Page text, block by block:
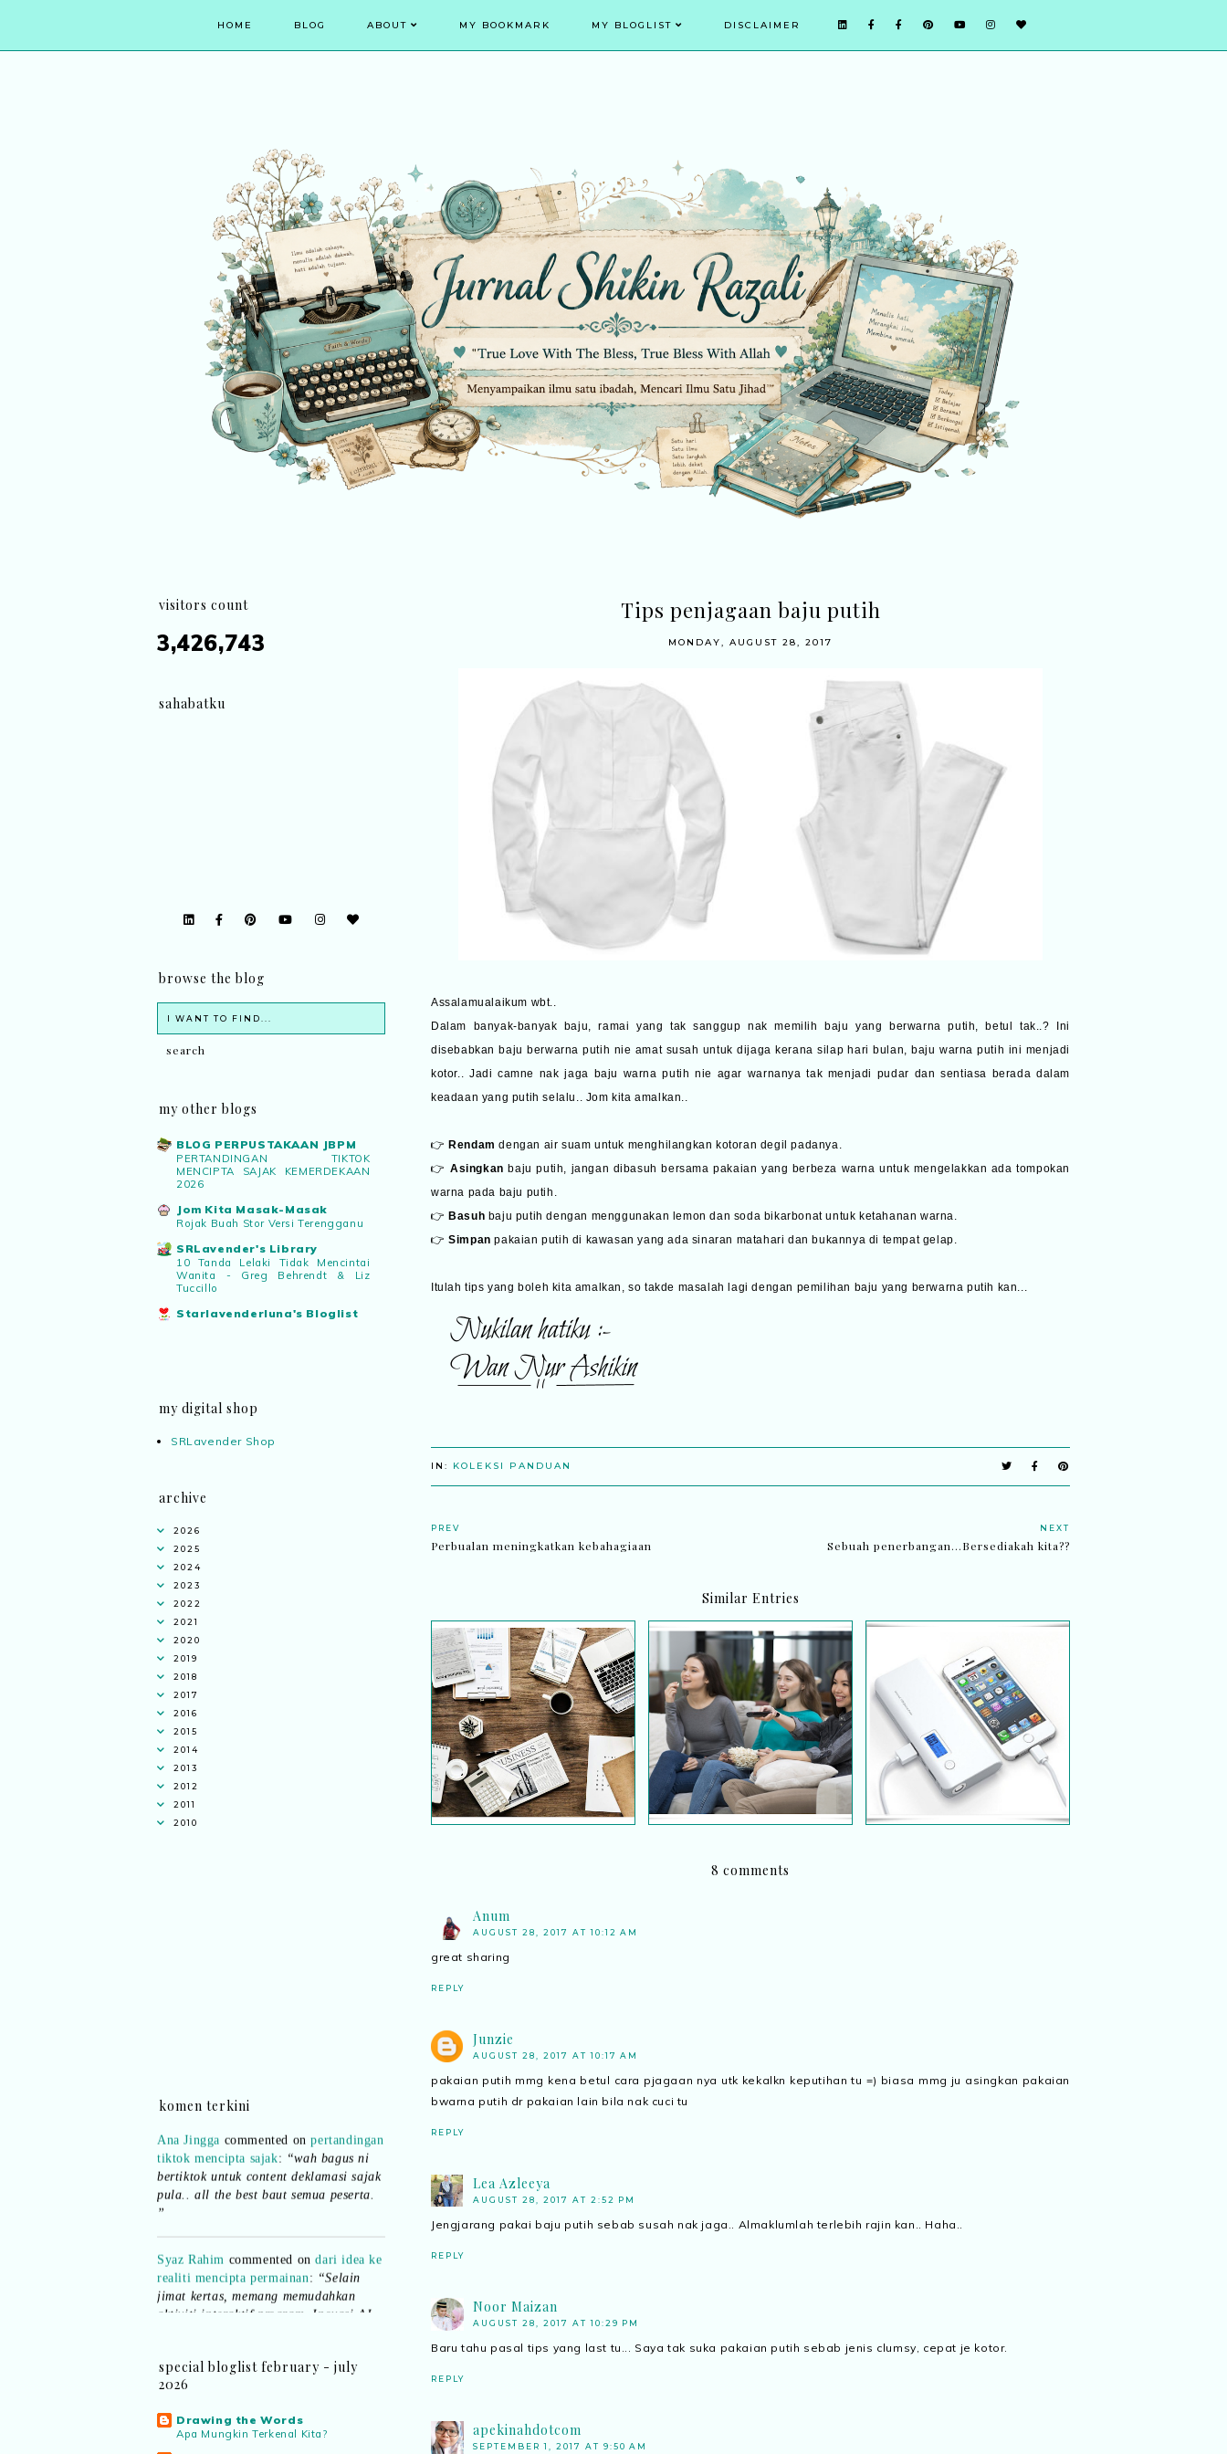
HOME BLOG ABOUT MY BOOKMARK MY BLOGLIST DISCLAIMER
Tips penjagaan baju putih
MONDAY, AUGUST 28, 2017
Assalamualaikum wbt..
Dalam banyak-banyak baju, ramai yang tak sanggup nak memilih baju yang berwarna putih, betul tak..? Ini
disebabkan baju berwarna putih nie amat susah untuk dijaga kerana silap hari bulan, baju warna putih ini menjadi
kotor.. Jadi camne nak jaga baju warna putih nie agar warnanya tak menjadi pudar dan sentiasa berada dalam
keadaan yang putih selalu.. Jom kita amalkan..
👉Rendamdengan air suam untuk menghilangkan kotoran degil padanya.
👉Asingkanbaju putih, jangan dibasuh bersama pakaian yang berbeza warna untuk mengelakkan ada tompokan
warna pada baju putih.
👉Basuh baju putih dengan menggunakan lemon dan soda bikarbonat untuk ketahanan warna.
👉Simpanpakaian putih di kawasan yang ada sinaran matahari dan bukannya di tempat gelap.
Itulah tips yang boleh kita amalkan, so takde masalah lagi dengan pemilihan baju yang berwarna putih kan...
IN: KOLEKSI PANDUAN
PREV
Perbualan meningkatkan kebahagiaan
NEXT
Sebuah penerbangan...Bersediakah kita??
Similar Entries
Panduan untuk memulakan
perniagaan
Serumah tapi tak sekepala
5 Kesilapan Pilih Power
Bank
8 comments
Anum
AUGUST 28, 2017 AT 10:12 AM
great sharing
REPLY
Junzie
AUGUST 28, 2017 AT 10:17 AM
pakaian putih mmg kena betul cara pjagaan nya utk kekalkn keputihan tu =) biasa mmg ju asingkan pakaian
bwarna putih dr pakaian lain bila nak cuci tu
REPLY
Lea Azleeya
AUGUST 28, 2017 AT 2:52 PM
Jengjarang pakai baju putih sebab susah nak jaga.. Almaklumlah terlebih rajin kan.. Haha..
REPLY
Noor Maizan
AUGUST 28, 2017 AT 10:29 PM
Baru tahu pasal tips yang last tu... Saya tak suka pakaian putih sebab jenis clumsy, cepat je kotor.
REPLY
apekinahdotcom
SEPTEMBER 1, 2017 AT 9:50 AM
visitors count
3,426,743
sahabatku
browse the blog
my other blogs
BLOG PERPUSTAKAAN JBPM
PERTANDINGAN TIKTOK
MENCIPTA SAJAK KEMERDEKAAN
2026
Jom Kita Masak-Masak
Rojak Buah Stor Versi Terengganu
SRLavender's Library
10 Tanda Lelaki Tidak Mencintai
Wanita - Greg Behrendt & Liz
Tuccillo
Starlavenderluna's Bloglist
my digital shop
SRLavender Shop
archive
2026
2025
2024
2023
2022
2021
2020
2019
2018
2017
2016
2015
2014
2013
2012
2011
2010
komen terkini
tiktok mencipta sajak:“wah bagus ni
bertiktok untuk content deklamasi sajak
pula.. all the best baut semua peserta.
”
Syaz Rahimcommented ondari idea ke
realiti mencipta permainan:“Selain
jimat kertas, memang memudahkan
aktiviti interaktif program. Inovasi AI
dan teknologi digital terbaik!”
Syaz Rahim
commented on
pertandingan tiktok mencipta sajak
Mencipta Sajak Kemerdekaan 2026 dari
PNM ni! Platform terbaik serlahkan
bakat puisi kebangsaan dan
special bloglist february - july
2026
Drawing the Words
Apa Mungkin Terkenal Kita?